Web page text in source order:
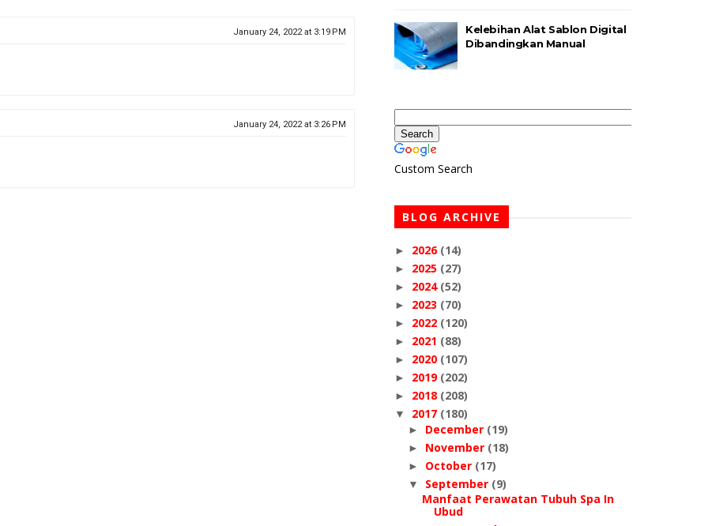
January 24, 2022 at 3:19 PM
January 24, 2022 at 3:26 PM
Kelebihan Alat Sablon Digital
Dibandingkan Manual
Custom Search
BLOG ARCHIVE
► 2026 (14)
► 2025 (27)
► 2024 (52)
► 2023 (70)
► 2022 (120)
► 2021 (88)
► 2020 (107)
► 2019 (202)
► 2018 (208)
▼ 2017 (180)
► December (19)
► November (18)
► October (17)
▼ September (9)
Manfaat Perawatan Tubuh Spa In
Ubud